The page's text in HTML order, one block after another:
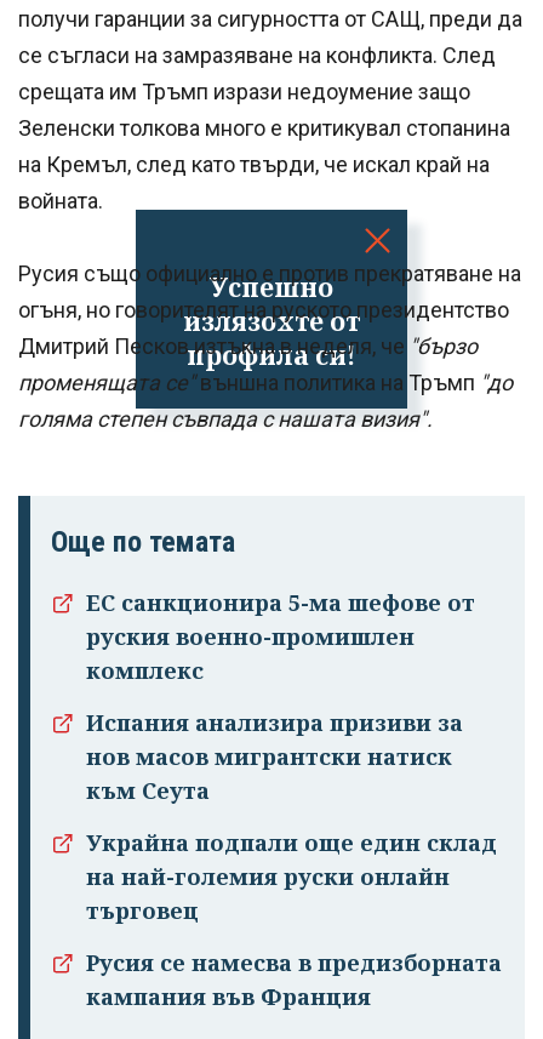
Успешно
излязохте от
профила си!
получи гаранции за сигурността от САЩ, преди да
се съгласи на замразяване на конфликта. След
срещата им Тръмп изрази недоумение защо
Зеленски толкова много е критикувал стопанина
на Кремъл, след като твърди, че искал край на
войната.
Русия също официално е против прекратяване на
огъня, но говорителят на руското президентство
Дмитрий Песков изтъкна в неделя, че "бързо
променящата се"външна политика на Тръмп "до
голяма степен съвпада с нашата визия".
Още по темата
ЕС санкционира 5-ма шефове от
руския военно-промишлен
комплекс
Испания анализира призиви за
нов масов мигрантски натиск
към Сеута
Украйна подпали още един склад
на най-големия руски онлайн
търговец
Русия се намесва в предизборната
кампания във Франция